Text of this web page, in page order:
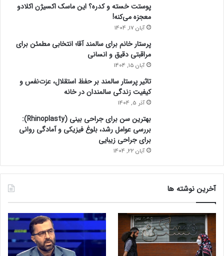
پوستت خسته و کدره؟ این ماسک اکسیژن اکلادو
معجزه می‌کنه!
آبان 17, 1404
پرستار خانم برای سالمند آقا؛ انتخابی مطمئن برای
مراقبتی دقیق و انسانی
آبان 15, 1404
تاثیر پرستار سالمند بر حفظ استقلال، عزت‌نفس و
کیفیت زندگی سالمندان در خانه
آذر 5, 1404
بهترین سن برای جراحی بینی (Rhinoplasty):
بررسی عوامل رشد، بلوغ فیزیکی و آمادگی روانی
برای جراحی زیبایی
آبان 22, 1404
آخرین نوشته ها